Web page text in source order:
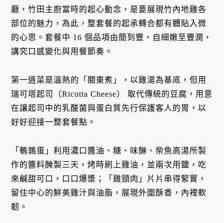
廳，竹田主廚當時的起心動念，是要展現竹內地雞各
部位的魅力，為此，整套餐的起承轉合都有體貼入微
的心思。套餐中 16 個品項由簡到豐，自細嫩至豐潤，
講究口感變化與用餐節奏。
第一道菜是溫熱的「關東煮」，以雞湯為基底，但用
瑞可塔起司（Ricotta Cheese） 取代傳統的豆腐，用意
在讓起司中的乳酸菌與蛋白質先行保護客人的胃，以
好好迎接一整套餐點。
「鵪鶉蛋」利用濃口醬油、糖、味醂、柴魚高湯所製
作的醬料醃製三天，烤時刷上雞油，並兩次用鹽，吃
來鹹甜可口，口口爆漿；「雞頸肉」片片串得緊實，
留住中心的鮮美雞汁與油脂，展現外圍酥香，內裡軟
韌。